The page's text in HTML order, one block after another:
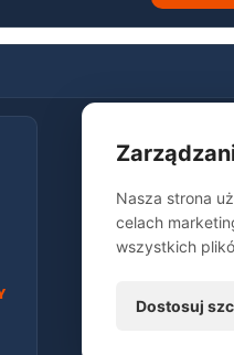
o aktualnych
firmy.
z osobami, które
na rozwój Twojego
na zaufaniu, które jest
Nasza strona
celach
wszystkich
Dostosuj